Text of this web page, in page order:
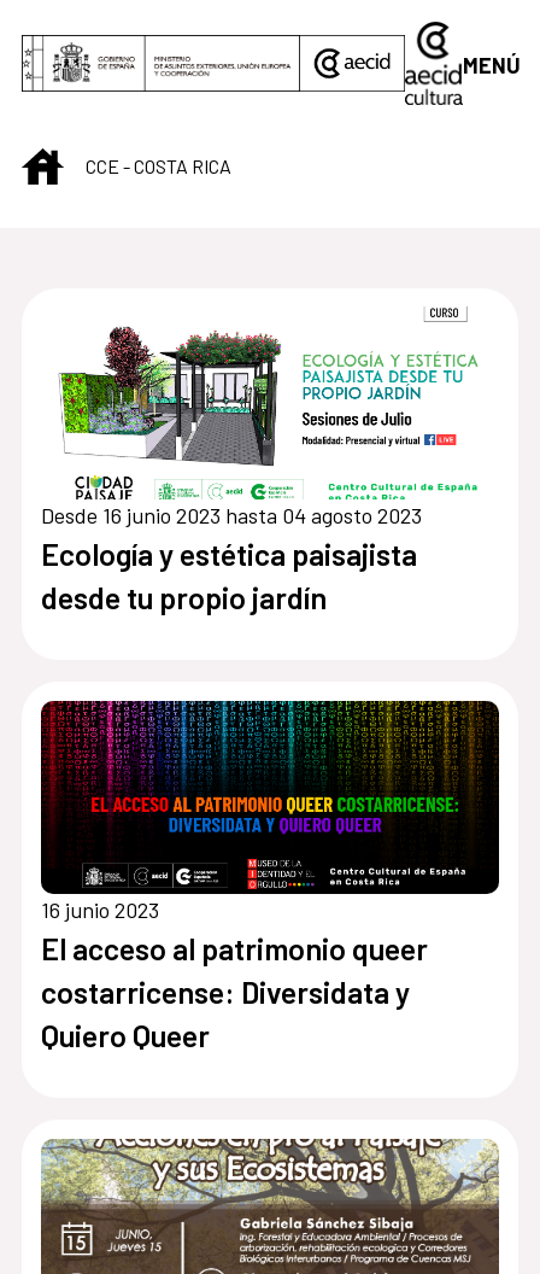
MENÚ
INICIO
CCE - COSTA RICA
Desde 16 junio 2023 hasta 04 agosto 2023
Ecología y estética paisajista
desde tu propio jardín
16 junio 2023
El acceso al patrimonio queer
costarricense: Diversidata y
Quiero Queer